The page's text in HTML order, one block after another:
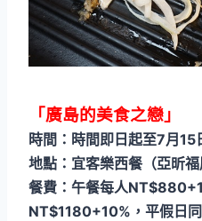
「廣島的美食之戀」
時間：時間即日起至7月15
地點：宜客樂西餐（亞昕福
餐費：午餐每人
NT$1180+10%，平假日同